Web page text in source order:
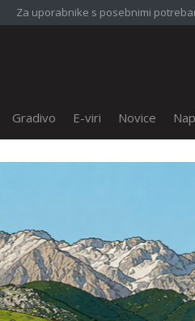
Za uporabnike s posebnimi
Gradivo E-viri Novice